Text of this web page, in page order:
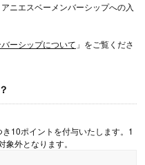
ニエスベーメンバーシップへの入
ーシップについて 」をご覧くださ
10ポイントを付与いたします。1
外となります。